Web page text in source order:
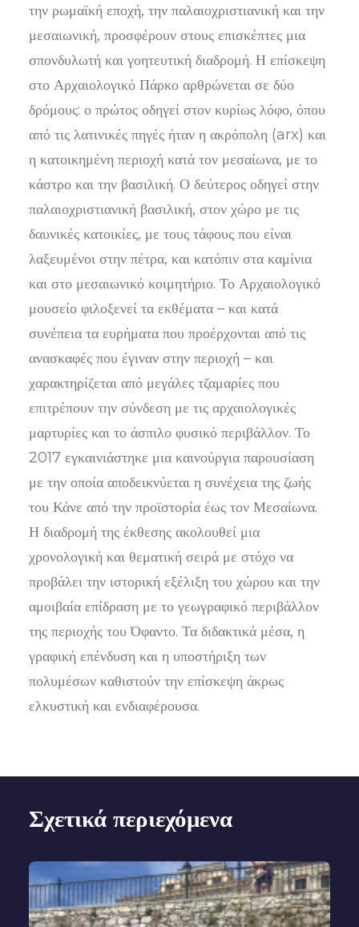
την ρωμαϊκή εποχή, την παλαιοχριστιανική και την
μεσαιωνική, προσφέρουν στους επισκέπτες μια
σπονδυλωτή και γοητευτική διαδρομή. Η επίσκεψη
στο Αρχαιολογικό Πάρκο αρθρώνεται σε δύο
δρόμους: ο πρώτος οδηγεί στον κυρίως λόφο, όπου
από τις λατινικές πηγές ήταν η ακρόπολη (arx) και
η κατοικημένη περιοχή κατά τον μεσαίωνα, με το
κάστρο και την βασιλική. Ο δεύτερος οδηγεί στην
παλαιοχριστιανική βασιλική, στον χώρο με τις
δαυνικές κατοικίες, με τους τάφους που είναι
λαξευμένοι στην πέτρα, και κατόπιν στα καμίνια
και στο μεσαιωνικό κοιμητήριο. Το Αρχαιολογικό
μουσείο φιλοξενεί τα εκθέματα – και κατά
συνέπεια τα ευρήματα που προέρχονται από τις
ανασκαφές που έγιναν στην περιοχή – και
χαρακτηρίζεται από μεγάλες τζαμαρίες που
επιτρέπουν την σύνδεση με τις αρχαιολογικές
μαρτυρίες και το άσπιλο φυσικό περιβάλλον. Το
2017 εγκαινιάστηκε μια καινούργια παρουσίαση
με την οποία αποδεικνύεται η συνέχεια της ζωής
του Κάνε από την προϊστορία έως τον Μεσαίωνα.
Η διαδρομή της έκθεσης ακολουθεί μια
χρονολογική και θεματική σειρά με στόχο να
προβάλει την ιστορική εξέλιξη του χώρου και την
αμοιβαία επίδραση με το γεωγραφικό περιβάλλον
της περιοχής του Όφαντο. Τα διδακτικά μέσα, η
γραφική επένδυση και η υποστήριξη των
πολυμέσων καθιστούν την επίσκεψη άκρως
ελκυστική και ενδιαφέρουσα.
Σχετικά περιεχόμενα